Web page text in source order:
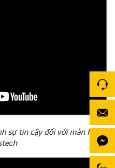
sự tin cậy đối với màn hình